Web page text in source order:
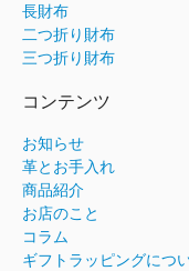
長財布
二つ折り財布
三つ折り財布
コンテンツ
お知らせ
革とお手入れ
商品紹介
お店のこと
コラム
ギフトラッピングにつ